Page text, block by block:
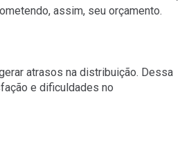
assim, seu orçamento.
atrasos na distribuição. Dessa
e dificuldades no